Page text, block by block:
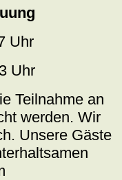
Uhr
Uhr
Teilnahme an
werden. Wir
Unsere Gäste